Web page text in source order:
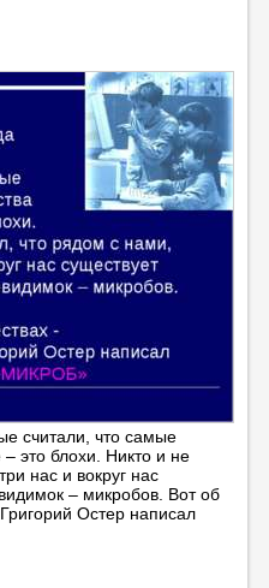
считали, что самые
это блохи. Никто и не
нас и вокруг нас
– микробов. Вот об
Остер написал